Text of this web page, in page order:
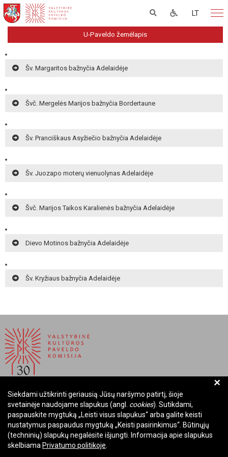
LT
U-Paveldo žemėlapis
Šv. Margaritos bažnyčia Adelaidėje
Švč. Mergelės Marijos bažnyčia Bordertaune
Šv. Pranciškaus Asyžiečio bažnyčia Adelaidėje
Šv. Juozapo moterų vienuolynas Adelaidėje
Švč. Marijos Taikos Karalienės bažnyčia Adelaidėje
Dievo Motinos bažnyčia Adelaidėje
Šv. Kryžiaus bažnyčia Adelaidėje
BIUDŽETINĖ ĮSTAIGA LIETUVOS RESPUBLIKOS
VALSTYBINĖ KULTŪROS PAVELDO KOMISIJA
Įmonės kodas: Juridinių asmenų registre 288700520
Adresas: Rūdninkų g. 13, 01135 Vilnius
+
Siekdami užtikrinti geriausią Jūsų naršymo patirtį, šioje
svetainėje naudojame slapukus (angl. cookies). Sutikdami,
paspauskite mygtuką „Leisti visus slapukus“ arba galite keisti
nustatymus paspaudus mygtuką „Keisti pasirinkimus“. Būtinųjų
(techninių) slapukų negalėsite išjungti. Informacija apie slapukus
skelbiama Privatumo politikoje